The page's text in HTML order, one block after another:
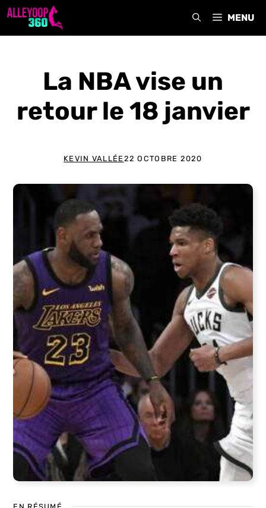
Aller
MENU
La NBA vise un
retour le 18 janvier
KEVIN VALLÉE 22 OCTOBRE 2020